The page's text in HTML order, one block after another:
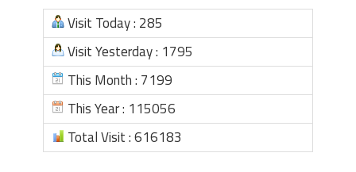
Visit Today : 285
Visit Yesterday : 1795
This Month : 7199
This Year : 115056
Total Visit : 616183